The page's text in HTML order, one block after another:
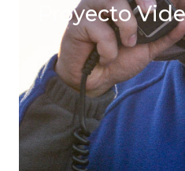
Proyecto